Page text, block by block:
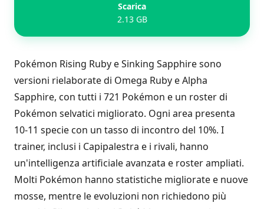
Scarica
2.13 GB
Pokémon Rising Ruby e Sinking Sapphire sono
versioni rielaborate di Omega Ruby e Alpha
Sapphire, con tutti i 721 Pokémon e un roster di
Pokémon selvatici migliorato. Ogni area presenta
10-11 specie con un tasso di incontro del 10%. I
trainer, inclusi i Capipalestra e i rivali, hanno
un'intelligenza artificiale avanzata e roster ampliati.
Molti Pokémon hanno statistiche migliorate e nuove
mosse, mentre le evoluzioni non richiedono più